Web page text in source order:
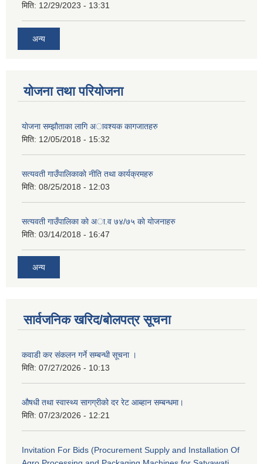
मिति: 12/29/2023 - 13:31
अन्य
योजना तथा परियोजना
याेजना सम्झाैताका लागि अावश्यक कागजातहरु
मिति: 12/05/2018 - 15:32
सत्यवती गाउँपालिकाकाे नीति तथा कार्यक्रमहरु
मिति: 08/25/2018 - 12:03
सत्यवती गाउँपालिका काे अा‍.व ७४/७५ काे याेजनाहरु
मिति: 03/14/2018 - 16:47
अन्य
सार्वजनिक खरिद/बोलपत्र सूचना
कवाडी कर संकलन गर्ने सम्बन्धी सूचना ।
मिति: 07/27/2026 - 10:13
औषधी तथा स्वास्थ्य सागग्रीको दर रेट आब्हान सम्बन्धमा।
मिति: 07/23/2026 - 12:21
Invitation For Bids (Procurement Supply and Installation Of